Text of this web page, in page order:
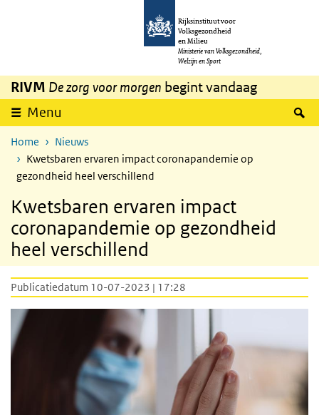
Overslaan en naar de inhoud gaan
Rijksinstituut voor
Volksgezondheid
en Milieu
Ministerie van Volksgezondheid,
Welzijn en Sport
RIVM De zorg voor morgen begint vandaag
Menu
Home
Nieuws
Kwetsbaren ervaren impact coronapandemie op
gezondheid heel verschillend
Kwetsbaren ervaren impact
coronapandemie op gezondheid
heel verschillend
Publicatiedatum 10-07-2023 | 17:28